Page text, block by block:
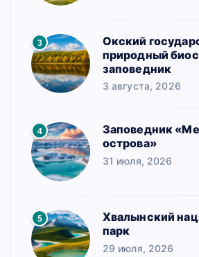
3
Окский
природный
заповедник
3 августа, 2026
4
Заповедник
острова»
31 июля, 2026
5
Хвалынский
парк
29 июля, 2026